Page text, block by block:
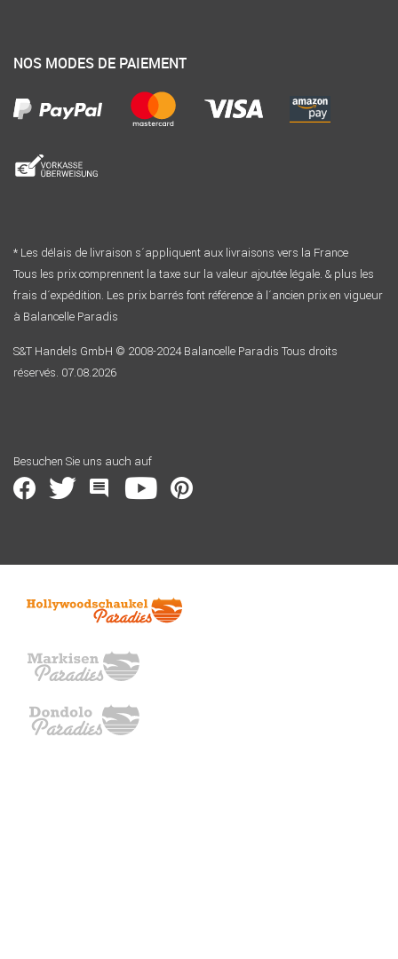
NOS MODES DE PAIEMENT
* Les délais de livraison s´appliquent aux livraisons vers la France
Tous les prix comprennent la taxe sur la valeur ajoutée légale. & plus les
frais d´expédition. Les prix barrés font référence à l´ancien prix en vigueur
à Balancelle Paradis
S&T Handels GmbH © 2008-2024 Balancelle Paradis Tous droits
réservés. 07.08.2026
Besuchen Sie uns auch auf